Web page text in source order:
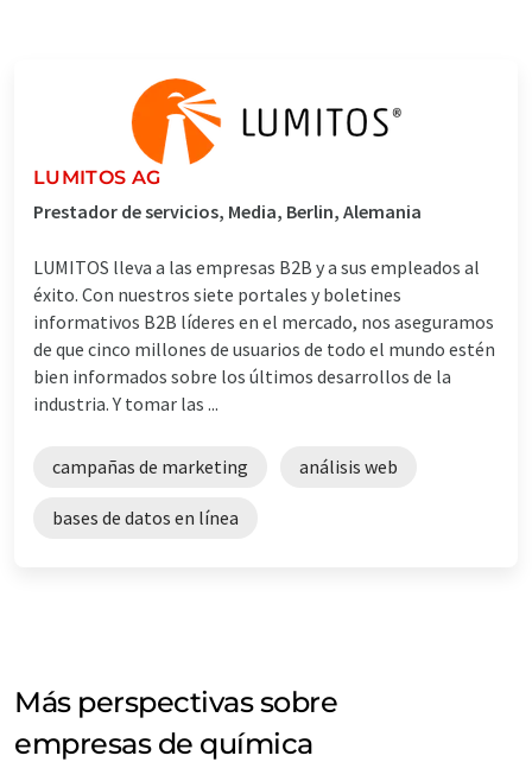
LUMITOS AG
Prestador de servicios, Media, Berlin, Alemania
LUMITOS lleva a las empresas B2B y a sus empleados al
éxito. Con nuestros siete portales y boletines
informativos B2B líderes en el mercado, nos aseguramos
de que cinco millones de usuarios de todo el mundo estén
bien informados sobre los últimos desarrollos de la
industria. Y tomar las ...
campañas de marketing análisis web
bases de datos en línea
Más perspectivas sobre
empresas de química